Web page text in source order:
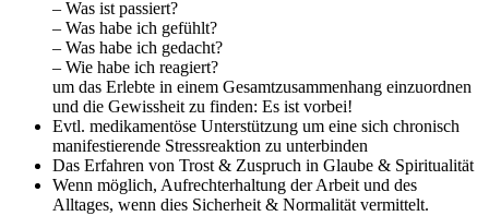
– Was ist passiert?
– Was habe ich gefühlt?
– Was habe ich gedacht?
– Wie habe ich reagiert?
um das Erlebte in einem Gesamtzusammenhang einzuordnen
und die Gewissheit zu finden: Es ist vorbei!
Evtl. medikamentöse Unterstützung um eine sich chronisch
manifestierende Stressreaktion zu unterbinden
Das Erfahren von Trost & Zuspruch in Glaube & Spiritualität
Wenn möglich, Aufrechterhaltung der Arbeit und des
Alltages, wenn dies Sicherheit & Normalität vermittelt.